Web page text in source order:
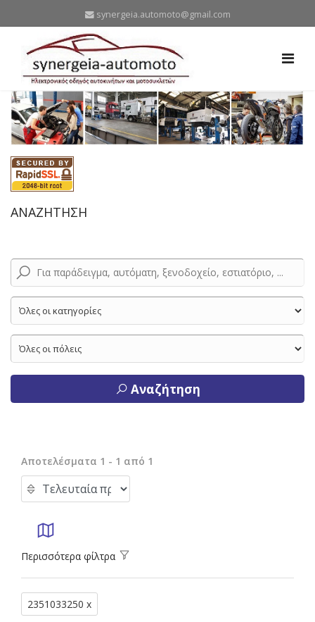
synergeia.automoto@gmail.com
ΑΝΑΖΗΤΗΣΗ
Αναζήτηση
Αποτελέσματα 1 - 1 από 1
Περισσότερα φίλτρα
2351033250 x